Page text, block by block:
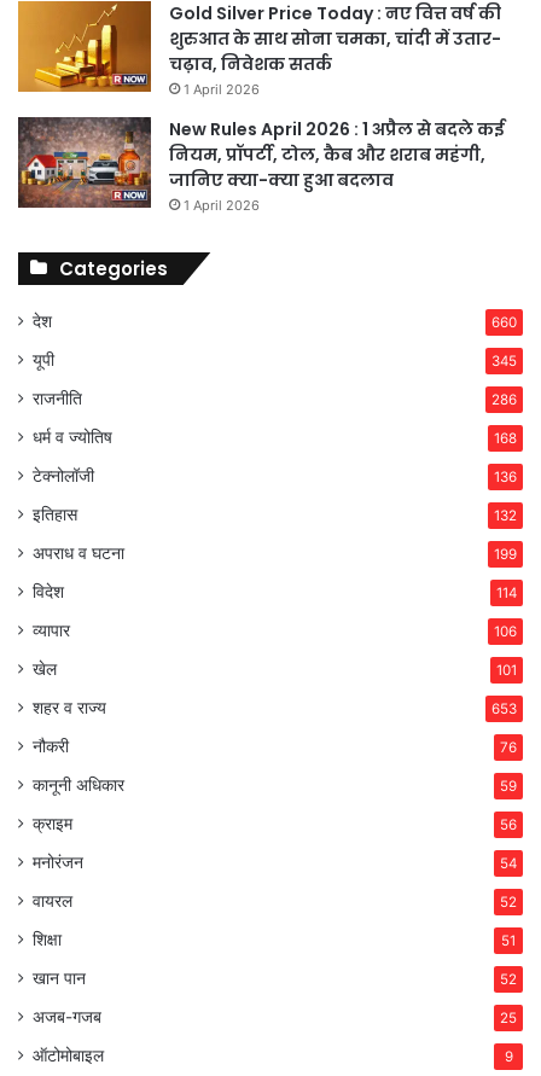
Gold Silver Price Today : नए वित्त वर्ष की
शुरुआत के साथ सोना चमका, चांदी में उतार-
चढ़ाव, निवेशक सतर्क
1 April 2026
New Rules April 2026 : 1 अप्रैल से बदले कई
नियम, प्रॉपर्टी, टोल, कैब और शराब महंगी,
जानिए क्या-क्या हुआ बदलाव
1 April 2026
Categories
देश 660
यूपी 345
राजनीति 286
धर्म व ज्योतिष 168
टेक्नोलॉजी 136
इतिहास 132
अपराध व घटना 199
विदेश 114
व्यापार 106
खेल 101
शहर व राज्य 653
नौकरी 76
कानूनी अधिकार 59
क्राइम 56
मनोरंजन 54
वायरल 52
शिक्षा 51
खान पान 52
अजब-गजब 25
ऑटोमोबाइल 9